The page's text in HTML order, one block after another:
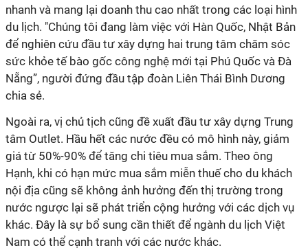
nhanh và mang lại doanh thu cao nhất trong các loại hình
du lịch. "Chúng tôi đang làm việc với Hàn Quốc, Nhật Bản
để nghiên cứu đầu tư xây dựng hai trung tâm chăm sóc
sức khỏe tế bào gốc công nghệ mới tại Phú Quốc và Đà
Nẵng”, người đứng đầu tập đoàn Liên Thái Bình Dương
chia sẻ.
Ngoài ra, vị chủ tịch cũng đề xuất đầu tư xây dựng Trung
tâm Outlet. Hầu hết các nước đều có mô hình này, giảm
giá từ 50%-90% để tăng chi tiêu mua sắm. Theo ông
Hạnh, khi có hạn mức mua sắm miễn thuế cho du khách
nội địa cũng sẽ không ảnh hưởng đến thị trường trong
nước ngược lại sẽ phát triển cộng hưởng với các dịch vụ
khác. Đây là sự bổ sung cần thiết để ngành du lịch Việt
Nam có thể cạnh tranh với các nước khác.